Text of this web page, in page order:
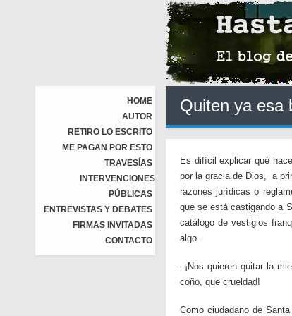
HOME
AUTOR
RETIRO LO ESCRITO
ME PAGAN POR ESTO
TRAVESÍAS
INTERVENCIONES
PÚBLICAS
ENTREVISTAS Y DEBATES
FIRMAS INVITADAS
CONTACTO
Quiten ya esa
Es difícil explicar qué
por la gracia de Dios, a
razones jurídicas o
que se está castigando a
catálogo de vestigios
algo.
–¡Nos quieren quitar la
coño, que crueldad!
Como ciudadano de